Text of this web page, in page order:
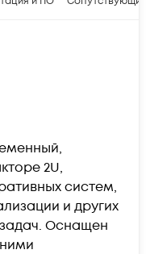
2U,
систем,
и других
Оснащен